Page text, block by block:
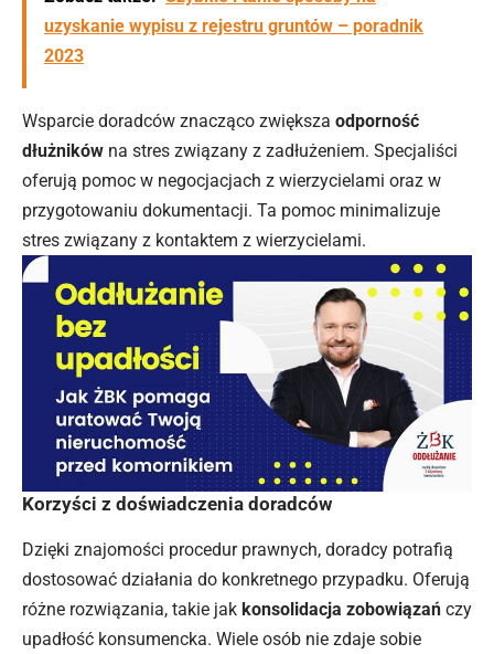
uzyskanie wypisu z rejestru gruntów – poradnik
2023
Wsparcie doradców znacząco zwiększa odporność
dłużników na stres związany z zadłużeniem. Specjaliści
oferują pomoc w negocjacjach z wierzycielami oraz w
przygotowaniu dokumentacji. Ta pomoc minimalizuje
stres związany z kontaktem z wierzycielami.
Korzyści z doświadczenia doradców
Dzięki znajomości procedur prawnych, doradcy potrafią
dostosować działania do konkretnego przypadku. Oferują
różne rozwiązania, takie jak konsolidacja zobowiązań czy
upadłość konsumencka. Wiele osób nie zdaje sobie